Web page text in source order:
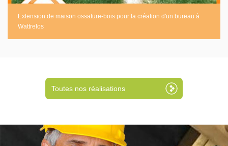
Extension de maison ossature-bois pour la création d'un bureau à
Wattrelos
Toutes nos réalisations